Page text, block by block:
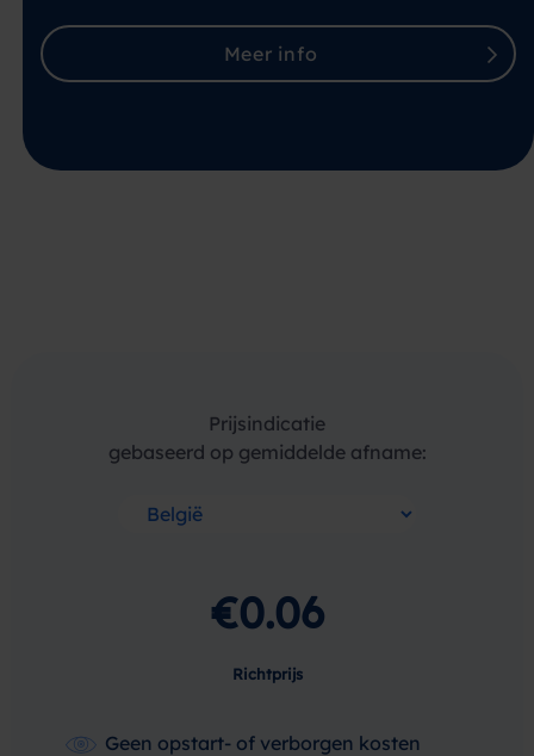
Meer info
Prijsindicatie
gebaseerd op gemiddelde afname:
€0.06
Richtprijs
Geen opstart- of verborgen kosten